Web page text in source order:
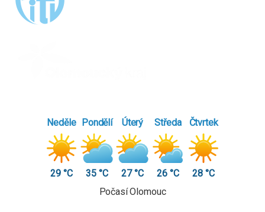
Neděle
29 °C
Pondělí
35 °C
Úterý
27 °C
Středa
26 °C
Čtvrtek
28 °C
Počasí Olomouc